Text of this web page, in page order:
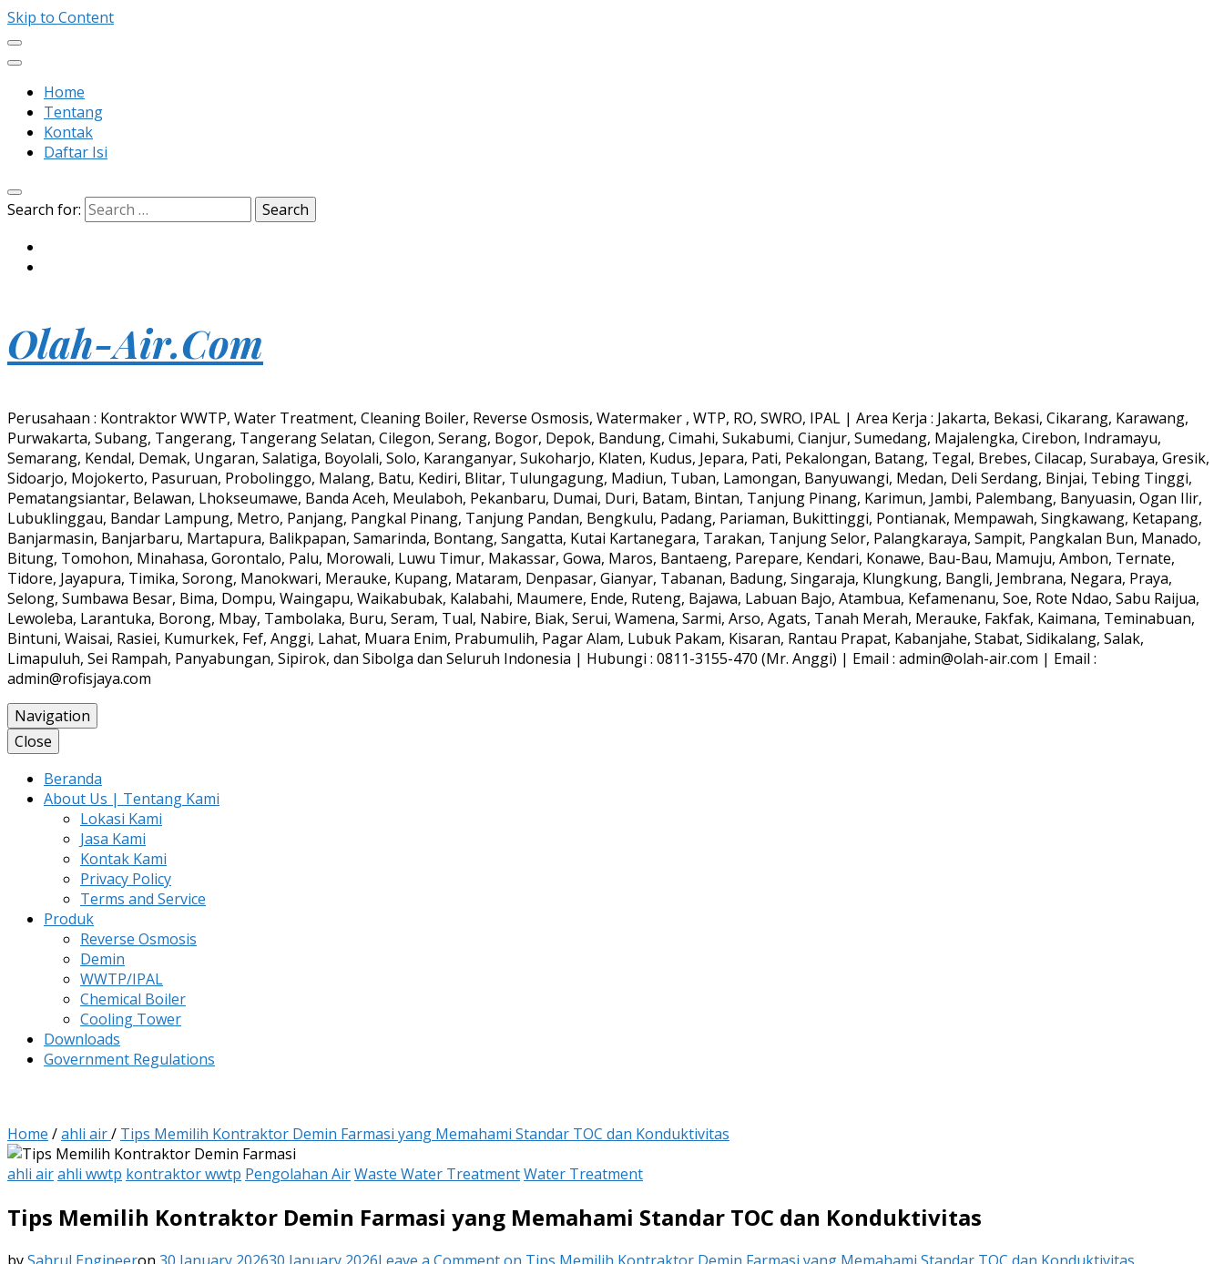
Skip to Content
Home
Tentang
Kontak
Daftar Isi
Search for:
Olah-Air.Com
Perusahaan : Kontraktor WWTP, Water Treatment, Cleaning Boiler, Reverse Osmosis, Watermaker , WTP, RO, SWRO, IPAL | Area Kerja : Jakarta, Bekasi, Cikarang, Karawang,
Purwakarta, Subang, Tangerang, Tangerang Selatan, Cilegon, Serang, Bogor, Depok, Bandung, Cimahi, Sukabumi, Cianjur, Sumedang, Majalengka, Cirebon, Indramayu,
Semarang, Kendal, Demak, Ungaran, Salatiga, Boyolali, Solo, Karanganyar, Sukoharjo, Klaten, Kudus, Jepara, Pati, Pekalongan, Batang, Tegal, Brebes, Cilacap, Surabaya, Gresik,
Sidoarjo, Mojokerto, Pasuruan, Probolinggo, Malang, Batu, Kediri, Blitar, Tulungagung, Madiun, Tuban, Lamongan, Banyuwangi, Medan, Deli Serdang, Binjai, Tebing Tinggi,
Pematangsiantar, Belawan, Lhokseumawe, Banda Aceh, Meulaboh, Pekanbaru, Dumai, Duri, Batam, Bintan, Tanjung Pinang, Karimun, Jambi, Palembang, Banyuasin, Ogan Ilir,
Lubuklinggau, Bandar Lampung, Metro, Panjang, Pangkal Pinang, Tanjung Pandan, Bengkulu, Padang, Pariaman, Bukittinggi, Pontianak, Mempawah, Singkawang, Ketapang,
Banjarmasin, Banjarbaru, Martapura, Balikpapan, Samarinda, Bontang, Sangatta, Kutai Kartanegara, Tarakan, Tanjung Selor, Palangkaraya, Sampit, Pangkalan Bun, Manado,
Bitung, Tomohon, Minahasa, Gorontalo, Palu, Morowali, Luwu Timur, Makassar, Gowa, Maros, Bantaeng, Parepare, Kendari, Konawe, Bau-Bau, Mamuju, Ambon, Ternate,
Tidore, Jayapura, Timika, Sorong, Manokwari, Merauke, Kupang, Mataram, Denpasar, Gianyar, Tabanan, Badung, Singaraja, Klungkung, Bangli, Jembrana, Negara, Praya,
Selong, Sumbawa Besar, Bima, Dompu, Waingapu, Waikabubak, Kalabahi, Maumere, Ende, Ruteng, Bajawa, Labuan Bajo, Atambua, Kefamenanu, Soe, Rote Ndao, Sabu Raijua,
Lewoleba, Larantuka, Borong, Mbay, Tambolaka, Buru, Seram, Tual, Nabire, Biak, Serui, Wamena, Sarmi, Arso, Agats, Tanah Merah, Merauke, Fakfak, Kaimana, Teminabuan,
Bintuni, Waisai, Rasiei, Kumurkek, Fef, Anggi, Lahat, Muara Enim, Prabumulih, Pagar Alam, Lubuk Pakam, Kisaran, Rantau Prapat, Kabanjahe, Stabat, Sidikalang, Salak,
Limapuluh, Sei Rampah, Panyabungan, Sipirok, dan Sibolga dan Seluruh Indonesia | Hubungi : 0811-3155-470 (Mr. Anggi) | Email : admin@olah-air.com | Email :
admin@rofisjaya.com
Navigation
Close
Beranda
About Us | Tentang Kami
Lokasi Kami
Jasa Kami
Kontak Kami
Privacy Policy
Terms and Service
Produk
Reverse Osmosis
Demin
WWTP/IPAL
Chemical Boiler
Cooling Tower
Downloads
Government Regulations
Home /ahli air/ Tips Memilih Kontraktor Demin Farmasi yang Memahami Standar TOC dan Konduktivitas
ahli airahli wwtp kontraktor wwtp Pengolahan AirWaste Water TreatmentWater Treatment
Tips Memilih Kontraktor Demin Farmasi yang Memahami Standar TOC dan Konduktivitas